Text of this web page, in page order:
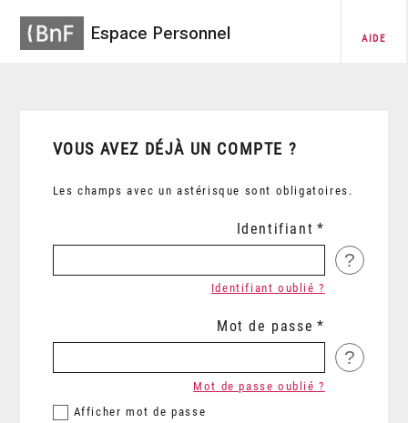
Espace Personnel AIDE
VOUS AVEZ DÉJÀ UN COMPTE ?
Les champs avec un astérisque sont obligatoires.
Identifiant
?
Identifiant oublié ?
Mot de passe
?
Afficher mot de passe
Mot de passe oublié ?